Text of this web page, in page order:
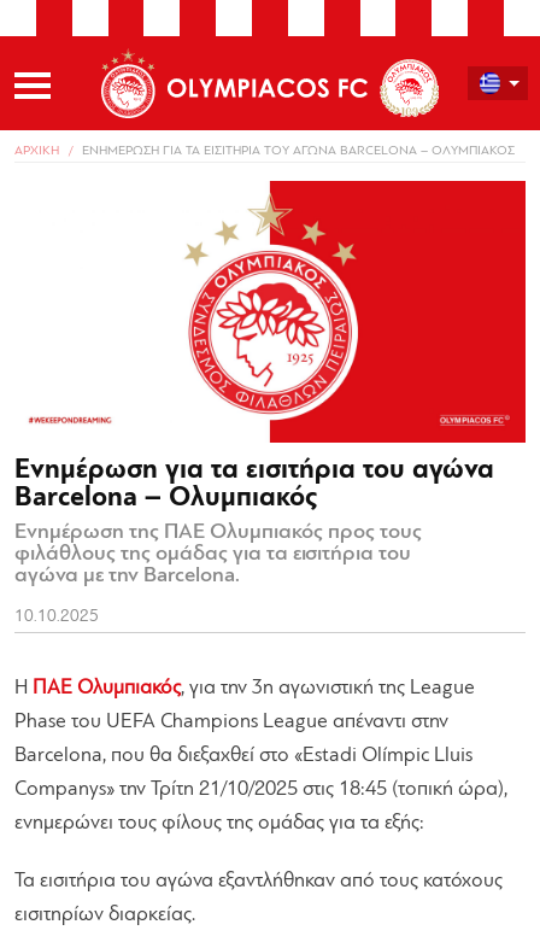
ΑΡΧΙΚΗ ΕΝΗΜΕΡΩΣΗ ΓΙΑ ΤΑ ΕΙΣΙΤΗΡΙΑ ΤΟΥ ΑΓΩΝΑ BARCELONA – ΟΛΥΜΠΙΑΚΟΣ
Ενημέρωση για τα εισιτήρια του αγώνα
Barcelona – Ολυμπιακός
Ενημέρωση της ΠΑΕ Ολυμπιακός προς τους
φιλάθλους της ομάδας για τα εισιτήρια του
αγώνα με την Barcelona.
10.10.2025
H ΠΑΕ Ολυμπιακός, για την 3η αγωνιστική της League
Phase του UEFA Champions League απέναντι στην
Barcelona, που θα διεξαχθεί στο «Estadi Olímpic Lluis
Companys» την Τρίτη 21/10/2025 στις 18:45 (τοπική ώρα),
ενημερώνει τους φίλους της ομάδας για τα εξής:
Τα εισιτήρια του αγώνα εξαντλήθηκαν από τους κατόχους
εισιτηρίων διαρκείας.